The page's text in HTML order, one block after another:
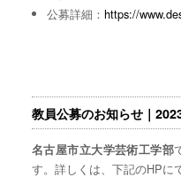
公募詳細：https://
教員公募のお知らせ｜
名古屋市立大学芸術工学部
す。詳しくは、下記のHPに